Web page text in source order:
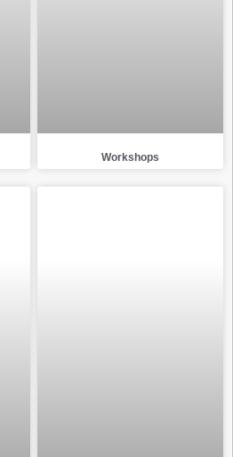
Workshops